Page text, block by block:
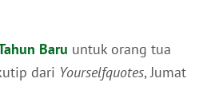
Baru untuk orang tua
dari Yourselfquotes, Jumat